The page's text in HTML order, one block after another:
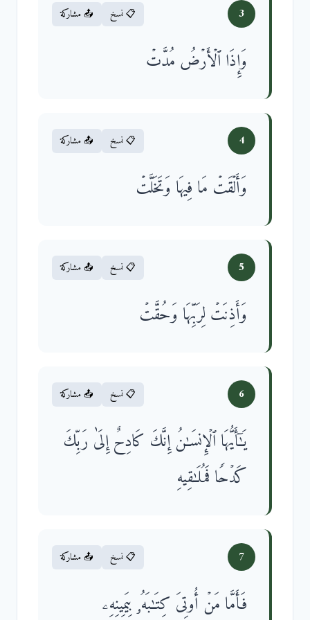
3 📋 نسخ 📤 مشاركة
وَإِذَا ٱلۡأَرۡضُ مُدَّتۡ
4 📋 نسخ 📤 مشاركة
وَأَلۡقَتۡ مَا فِیهَا وَتَخَلَّتۡ
5 📋 نسخ 📤 مشاركة
وَأَذِنَتۡ لِرَبِّهَا وَحُقَّتۡ
6 📋 نسخ 📤 مشاركة
یَـٰۤأَیُّهَا ٱلۡإِنسَـٰنُ إِنَّكَ كَادِحٌ إِلَىٰ رَبِّكَ
كَدۡحࣰا فَمُلَـٰقِیهِ
7 📋 نسخ 📤 مشاركة
فَأَمَّا مَنۡ أُوتِیَ كِتَـٰبَهُۥ بِیَمِینِهِۦ